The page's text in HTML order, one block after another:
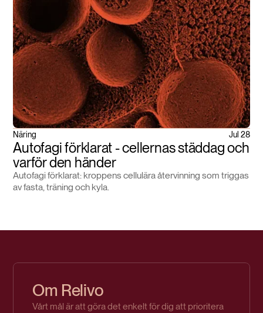
Näring Jul 28
Autofagi förklarat - cellernas städdag och
varför den händer
Autofagi förklarat: kroppens cellulära återvinning som triggas
av fasta, träning och kyla.
Om Relivo
Vårt mål är att göra det enkelt för dig att prioritera